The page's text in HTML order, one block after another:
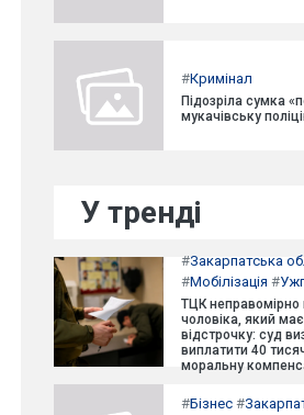
#Кримінал
Підозріла сумка
мукачівську
У тренді
#Закарпатська
#Мобілізація #
ТЦК неправомірно
чоловіка, який
відстрочку: суд
виплатити 40
моральну
#Бізнес #